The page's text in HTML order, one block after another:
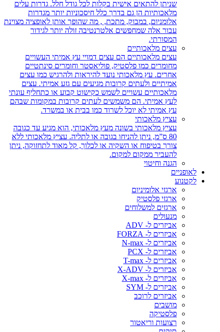
שניתן להתאים אישית בקלות לכל גודל חלל. גדרות עלים
מלאכותיות הן גם בדרך כלל חיסכוניות יותר מגדרות
אלומניום, במבוק, מתכת, , מה שהופך אותן לאופציה מצוינת
עבור אלה שמחפשים אלטרנטיבה זולה יותר לגידור
המסורתי.
עצים מלאכותיים
עצים מלאכותיים הם עצים דמויי עץ אמיתי העשויים
מחומרים כמו פלסטיק, פוליאסטר וחומרים סינתטיים
אחרים. עץ מלאכותי נועד להיראות ולהרגיש כמו עצים
אמיתיים ולעתים קרובות מגיעים עם גזע אמיתי. עצים
מלאכותיים עשויים לשמש כקישוט קבוע או כתחליף עונתי
לעץ אמיתי. הם משמשים לעתים קרובות במקומות שבהם
עץ אמיתי לא יוכל לשרוד כמו בבית או במשרד.
עציץ מלאכותי
עציץ מלאכותי בשונה מעץ מלאכותי, הוא מגיע עד כגובה
80 ס”מ, ניתן להניחו בגובה או לתליה. עציץ מלאכותי ללא
צורך בטיפוח או השקיה או לכלוך, קל מאוד לתחזוקה, ניתן
להעביר ממקום למקום.
הגנה וחיטוי
לאופניים
לקטנוע
ארגזי אלומיניום
ארגזי פלסטיק
ארגזים למשלוחים
מנעולים
אביזרים ל- ADV
אביזרים ל- FORZA
אביזרים ל- N-max
אביזרים ל- PCX
אביזרים ל- T-max
אביזרים ל- X-ADV
אביזרים ל- X-max
אביזרים ל- SYM
אביזרים לרוכב
מושבים
פלסטיקה
רצועות וריאטור